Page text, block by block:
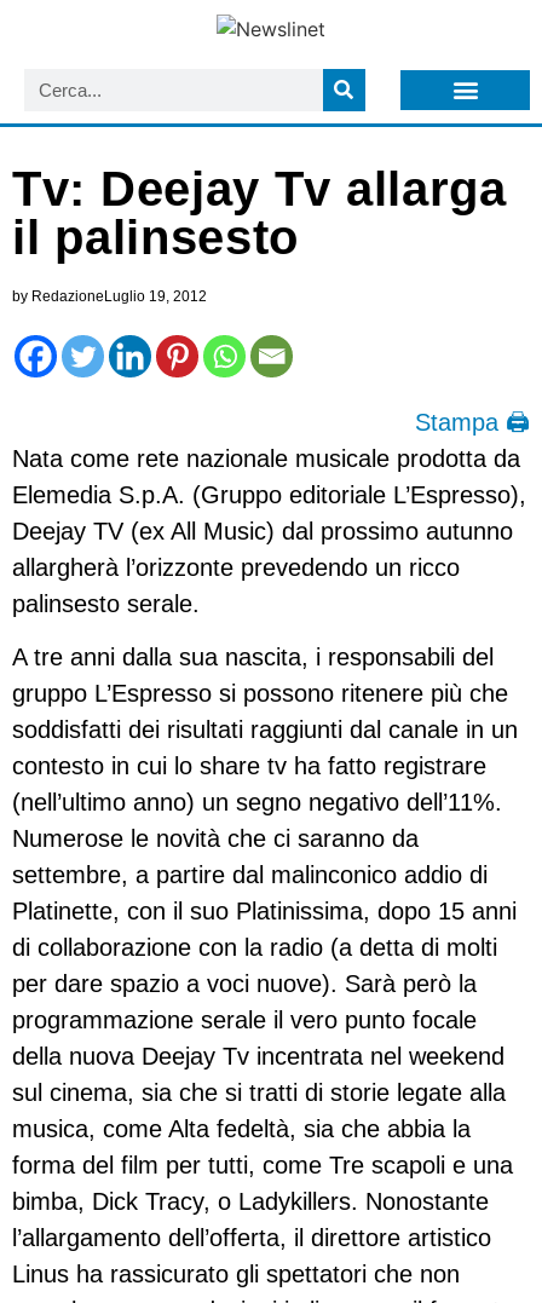
Tv: Deejay Tv allarga
il palinsesto
by RedazioneLuglio 19, 2012
Stampa 🖨
Nata come rete nazionale musicale prodotta da
Elemedia S.p.A. (Gruppo editoriale L’Espresso),
Deejay TV (ex All Music) dal prossimo autunno
allargherà l’orizzonte prevedendo un ricco
palinsesto serale.
A tre anni dalla sua nascita, i responsabili del
gruppo L’Espresso si possono ritenere più che
soddisfatti dei risultati raggiunti dal canale in un
contesto in cui lo share tv ha fatto registrare
(nell’ultimo anno) un segno negativo dell’11%.
Numerose le novità che ci saranno da
settembre, a partire dal malinconico addio di
Platinette, con il suo Platinissima, dopo 15 anni
di collaborazione con la radio (a detta di molti
per dare spazio a voci nuove). Sarà però la
programmazione serale il vero punto focale
della nuova Deejay Tv incentrata nel weekend
sul cinema, sia che si tratti di storie legate alla
musica, come Alta fedeltà, sia che abbia la
forma del film per tutti, come Tre scapoli e una
bimba, Dick Tracy, o Ladykillers. Nonostante
l’allargamento dell’offerta, il direttore artistico
Linus ha rassicurato gli spettatori che non